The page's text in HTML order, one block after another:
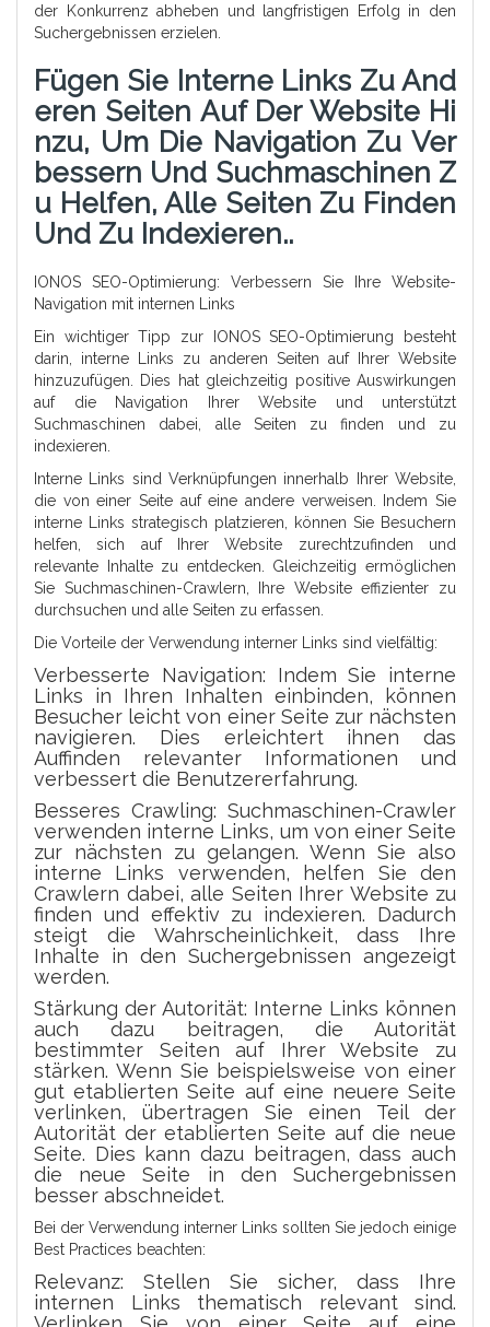
der Konkurrenz abheben und langfristigen Erfolg in den
Suchergebnissen erzielen.
Fügen Sie Interne Links Zu And
Eren Seiten Auf Der Website Hi
Nzu, Um Die Navigation Zu Ver
Bessern Und Suchmaschinen Z
U Helfen, Alle Seiten Zu Finden
Und Zu Indexieren..
IONOS SEO-Optimierung: Verbessern Sie Ihre Website-
Navigation mit internen Links
Ein wichtiger Tipp zur IONOS SEO-Optimierung besteht
darin, interne Links zu anderen Seiten auf Ihrer Website
hinzuzufügen. Dies hat gleichzeitig positive Auswirkungen
auf die Navigation Ihrer Website und unterstützt
Suchmaschinen dabei, alle Seiten zu finden und zu
indexieren.
Interne Links sind Verknüpfungen innerhalb Ihrer Website,
die von einer Seite auf eine andere verweisen. Indem Sie
interne Links strategisch platzieren, können Sie Besuchern
helfen, sich auf Ihrer Website zurechtzufinden und
relevante Inhalte zu entdecken. Gleichzeitig ermöglichen
Sie Suchmaschinen-Crawlern, Ihre Website effizienter zu
durchsuchen und alle Seiten zu erfassen.
Die Vorteile der Verwendung interner Links sind vielfältig:
Verbesserte Navigation: Indem Sie interne
Links in Ihren Inhalten einbinden, können
Besucher leicht von einer Seite zur nächsten
navigieren. Dies erleichtert ihnen das
Auffinden relevanter Informationen und
verbessert die Benutzererfahrung.
Besseres Crawling: Suchmaschinen-Crawler
verwenden interne Links, um von einer Seite
zur nächsten zu gelangen. Wenn Sie also
interne Links verwenden, helfen Sie den
Crawlern dabei, alle Seiten Ihrer Website zu
finden und effektiv zu indexieren. Dadurch
steigt die Wahrscheinlichkeit, dass Ihre
Inhalte in den Suchergebnissen angezeigt
werden.
Stärkung der Autorität: Interne Links können
auch dazu beitragen, die Autorität
bestimmter Seiten auf Ihrer Website zu
stärken. Wenn Sie beispielsweise von einer
gut etablierten Seite auf eine neuere Seite
verlinken, übertragen Sie einen Teil der
Autorität der etablierten Seite auf die neue
Seite. Dies kann dazu beitragen, dass auch
die neue Seite in den Suchergebnissen
besser abschneidet.
Bei der Verwendung interner Links sollten Sie jedoch einige
Best Practices beachten:
Relevanz: Stellen Sie sicher, dass Ihre
internen Links thematisch relevant sind.